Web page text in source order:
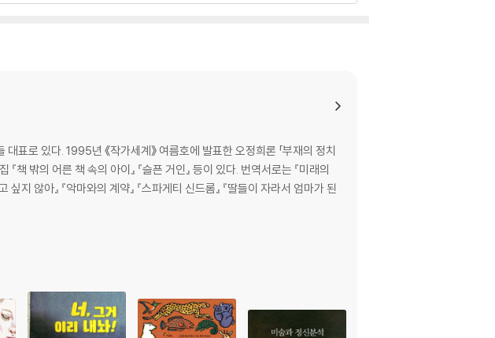
로 있다. 1995년 《작가세계》 여름호에 발표한 오정희론 「부재의 정치
책 밖의 어른 책 속의 아이』 『슬픈 거인』 등이 있다. 번역서로는 『미래의
싶지 않아』 『악마와의 계약』 『스파게티 신드롬』 『딸들이 자라서 엄마가 된